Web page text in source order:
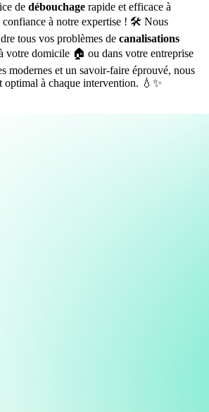
de débouchage rapide et efficace à
confiance à notre expertise ! 🛠️ Nous
tous vos problèmes de canalisations
votre domicile 🏠 ou dans votre entreprise
modernes et un savoir-faire éprouvé, nous
optimal à chaque intervention. 💧✨